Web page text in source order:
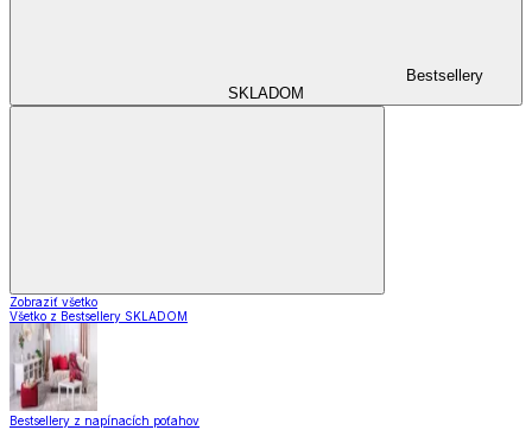
Bestsellery
SKLADOM
Zobraziť všetko
Všetko z Bestsellery SKLADOM
Bestsellery z napínacích poťahov